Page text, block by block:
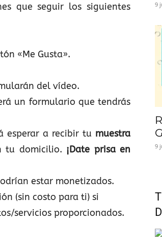
que seguir los siguientes
«Me Gusta».
del vídeo.
un formulario que tendrás
esperar a recibir tu muestra
tu domicilio. ¡Date prisa en
estar monetizados.
(sin costo para ti) si
servicios proporcionados.
9
9